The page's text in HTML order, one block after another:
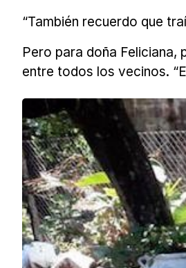
“También recuerdo que
Pero para doña Feliciana,
entre todos los vecinos.